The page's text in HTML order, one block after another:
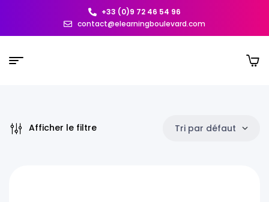
+33 (0)9 72 46 54 96
contact@elearningboulevard.com
Afficher le filtre Tri par défaut